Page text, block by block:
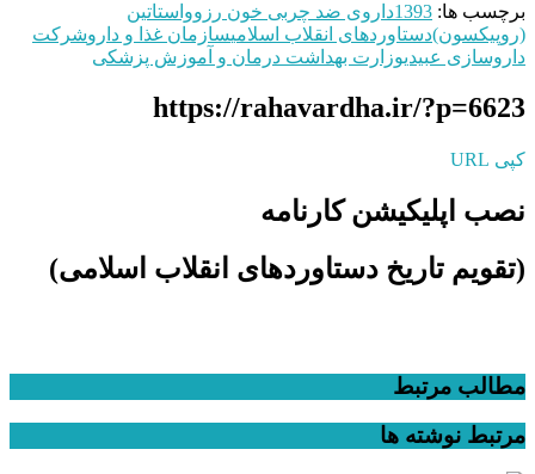
برچسب ها: 1393داروی ضد چربی خون رزوواستاتین
(روپیکسون)دستاوردهای انقلاب اسلامیسازمان غذا و داروشركت
داروسازی عبيدیوزارت بهداشت درمان و آموزش پزشکی
https://rahavardha.ir/?p=6623
کپی URL
نصب اپلیکیشن کارنامه
(تقویم تاریخ دستاوردهای انقلاب اسلامی​)
مطالب مرتبط
مرتبط نوشته ها